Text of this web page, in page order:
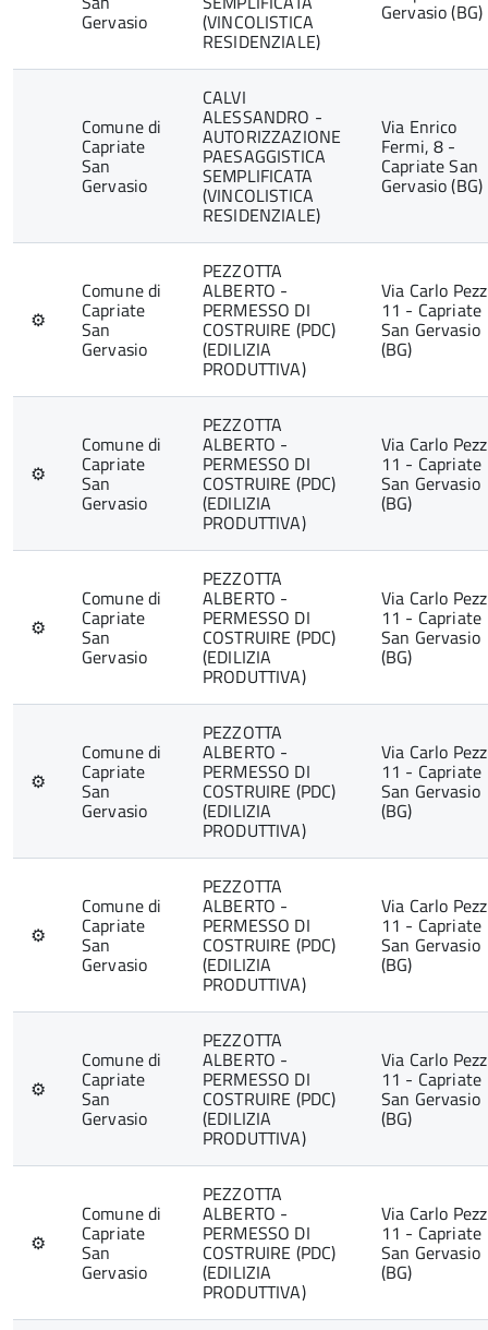
Gervasio (VINCOLISTICA
RESIDENZIALE)
Gervasio (BG)
Comune di
Capriate
San
Gervasio
CALVI
ALESSANDRO -
AUTORIZZAZIONE
PAESAGGISTICA
SEMPLIFICATA
(VINCOLISTICA
RESIDENZIALE)
Via Enrico
Fermi, 8 -
Capriate San
Gervasio (BG)
⚙
Comune di
Capriate
San
Gervasio
PEZZOTTA
ALBERTO -
PERMESSO DI
COSTRUIRE (PDC)
(EDILIZIA
PRODUTTIVA)
Via Carlo
11 - Capriate
San Gervasio
(BG)
⚙
Comune di
Capriate
San
Gervasio
PEZZOTTA
ALBERTO -
PERMESSO DI
COSTRUIRE (PDC)
(EDILIZIA
PRODUTTIVA)
Via Carlo
11 - Capriate
San Gervasio
(BG)
⚙
Comune di
Capriate
San
Gervasio
PEZZOTTA
ALBERTO -
PERMESSO DI
COSTRUIRE (PDC)
(EDILIZIA
PRODUTTIVA)
Via Carlo
11 - Capriate
San Gervasio
(BG)
⚙
Comune di
Capriate
San
Gervasio
PEZZOTTA
ALBERTO -
PERMESSO DI
COSTRUIRE (PDC)
(EDILIZIA
PRODUTTIVA)
Via Carlo
11 - Capriate
San Gervasio
(BG)
⚙
Comune di
Capriate
San
Gervasio
PEZZOTTA
ALBERTO -
PERMESSO DI
COSTRUIRE (PDC)
(EDILIZIA
PRODUTTIVA)
Via Carlo
11 - Capriate
San Gervasio
(BG)
⚙
Comune di
Capriate
San
Gervasio
PEZZOTTA
ALBERTO -
PERMESSO DI
COSTRUIRE (PDC)
(EDILIZIA
PRODUTTIVA)
Via Carlo
11 - Capriate
San Gervasio
(BG)
⚙
Comune di
Capriate
San
Gervasio
PEZZOTTA
ALBERTO -
PERMESSO DI
COSTRUIRE (PDC)
(EDILIZIA
PRODUTTIVA)
Via Carlo
11 - Capriate
San Gervasio
(BG)